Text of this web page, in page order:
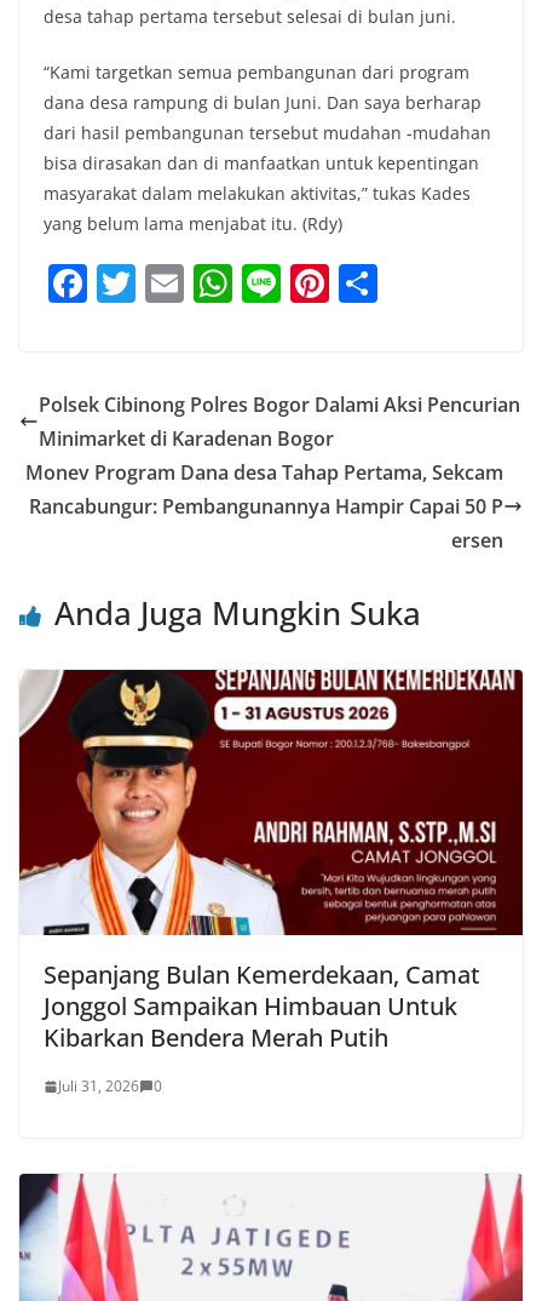
desa tahap pertama tersebut selesai di bulan juni.
“Kami targetkan semua pembangunan dari program
dana desa rampung di bulan Juni. Dan saya berharap
dari hasil pembangunan tersebut mudahan -mudahan
bisa dirasakan dan di manfaatkan untuk kepentingan
masyarakat dalam melakukan aktivitas,” tukas Kades
yang belum lama menjabat itu. (Rdy)
F
e
b
o
o
T
er
E
l
W
s
A
p
p
Li Pi
e
st
e
Polsek Cibinong Polres Bogor Dalami Aksi Pencurian
Minimarket di Karadenan Bogor
Monev Program Dana desa Tahap Pertama, Sekcam
Rancabungur: Pembangunannya Hampir Capai 50 P
ersen
Anda Juga Mungkin Suka
Sepanjang Bulan Kemerdekaan, Camat
Jonggol Sampaikan Himbauan Untuk
Kibarkan Bendera Merah Putih
Juli 31, 2026 0